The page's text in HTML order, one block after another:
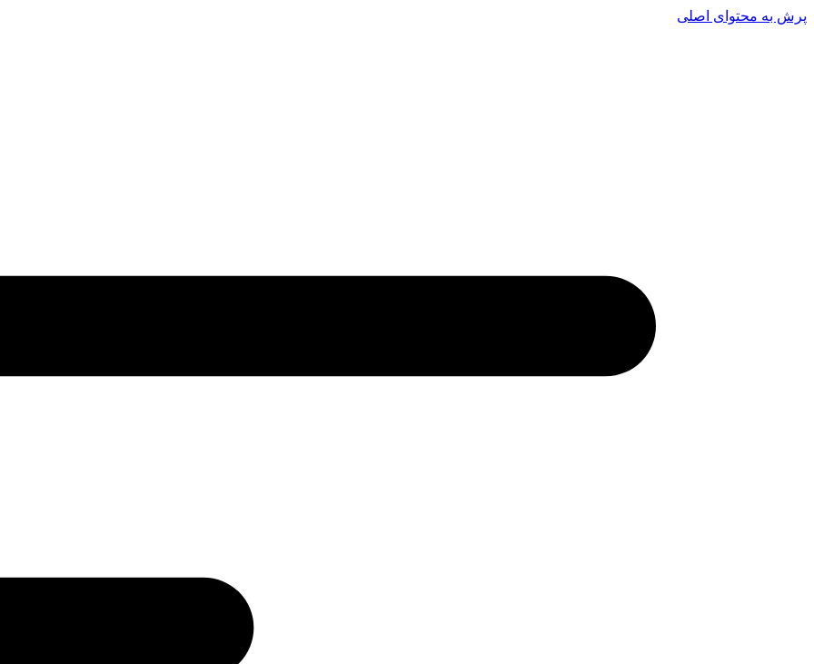
پرش به محتوای اصلی